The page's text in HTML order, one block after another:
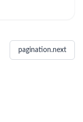
pagination.next